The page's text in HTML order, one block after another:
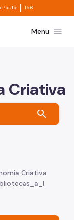
à informação
Paulo Divisor de
156
Menu menu
Criativa
search
Criativa